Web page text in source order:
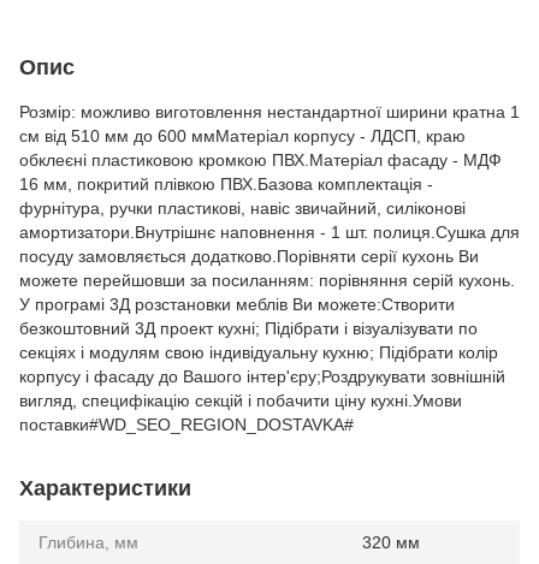
Опис
Розмір: можливо виготовлення нестандартної ширини кратна 1
см від 510 мм до 600 ммМатеріал корпусу - ЛДСП, краю
обклеєні пластиковою кромкою ПВХ.Матеріал фасаду - МДФ
16 мм, покритий плівкою ПВХ.Базова комплектація -
фурнітура, ручки пластикові, навіс звичайний, силіконові
амортизатори.Внутрішнє наповнення - 1 шт. полиця.Сушка для
посуду замовляється додатково.Порівняти серії кухонь Ви
можете перейшовши за посиланням: порівняння серій кухонь.
У програмі 3Д розстановки меблів Ви можете:Створити
безкоштовний 3Д проект кухні; Підібрати і візуалізувати по
секціях і модулям свою індивідуальну кухню; Підібрати колір
корпусу і фасаду до Вашого інтер'єру;Роздрукувати зовнішній
вигляд, специфікацію секцій і побачити ціну кухні.Умови
поставки#WD_SEO_REGION_DOSTAVKA#
Характеристики
Глибина, мм 320 мм